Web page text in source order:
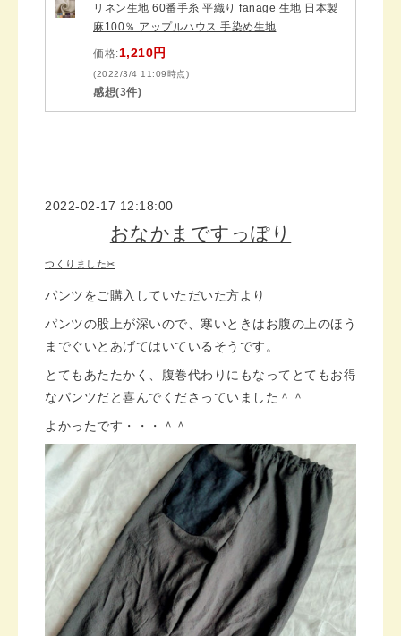
リネン生地 60番手糸 平織り fanage 生地 日本製
麻100％ アップルハウス 手染め生地
価格:1,210円
(2022/3/4 11:09時点)
感想(3件)
2022-02-17 12:18:00
おなかまですっぽり
つくりました✂
パンツをご購入していただいた方より
パンツの股上が深いので、寒いときはお腹の上のほう
までぐいとあげてはいているそうです。
とてもあたたかく、腹巻代わりにもなってとてもお得
なパンツだと喜んでくださっていました＾＾
よかったです・・・＾＾